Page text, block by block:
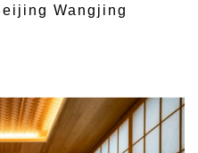
Wangjing